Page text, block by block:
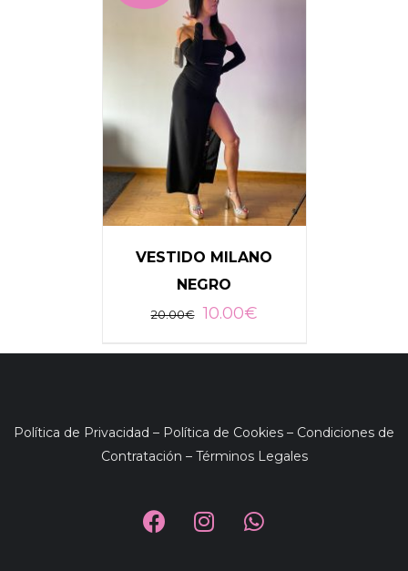
AÑADIR AL CARRITO
/
VESTIDO MILANO
NEGRO
20.00€ 10.00€
Política de Privacidad – Política de Cookies – Condiciones de
Contratación – Términos Legales